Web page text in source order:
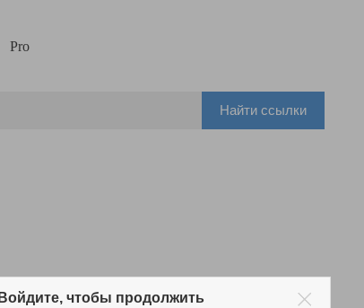
Pro
Найти ссылки
Войдите, чтобы продолжить